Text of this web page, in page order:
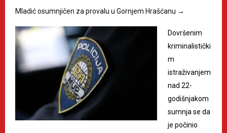
Mladić osumnjičen za provalu u Gornjem Hrašćanu →
Dovršenim
kriminalistički
m
istraživanjem
nad 22-
godišnjakom
sumnja se da
je počinio